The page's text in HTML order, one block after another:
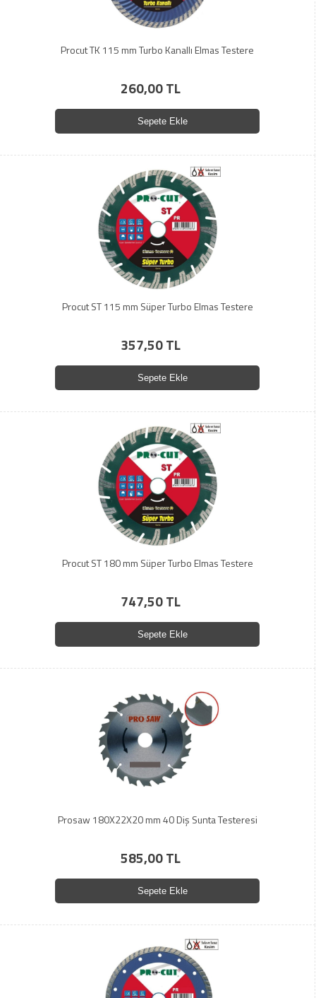
Procut TK 115 mm Turbo Kanallı Elmas Testere
260,00 TL
Sepete Ekle
Procut ST 115 mm Süper Turbo Elmas Testere
357,50 TL
Sepete Ekle
Procut ST 180 mm Süper Turbo Elmas Testere
747,50 TL
Sepete Ekle
Prosaw 180X22X20 mm 40 Diş Sunta Testeresi
585,00 TL
Sepete Ekle